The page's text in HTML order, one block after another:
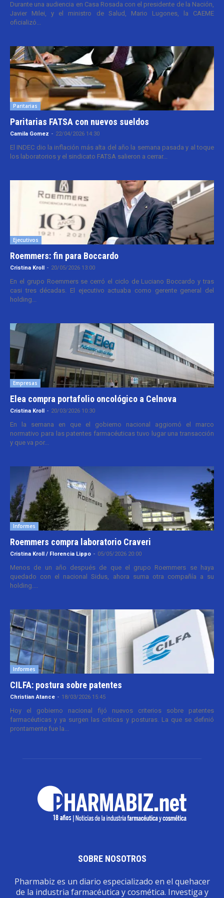
Durante una audiencia en Casa Rosada con el presidente de la Nación,
Javier Milei, y el ministro de Salud, Mario Lugones, la CAEME
oficializó...
Paritarias
Paritarias FATSA con nuevos sueldos
Camila Gomez - 22/04/2026 14:30
El INDEC dio la inflación más alta del año la semana pasada y al toque
los laboratorios y el sindicato FATSA salieron a cerrar...
Ejecutivos
Roemmers: fin para Boccardo
Cristina Kroll - 20/05/2026 13:00
En el grupo Roemmers se cerró el ciclo de Luciano Boccardo y tras
casi tres décadas. El ejecutivo actuaba como gerente general del
holding...
Empresas
Elea compra portafolio oncológico a Celnova
Cristina Kroll - 20/03/2026 10:30
En la semana en que el gobierno nacional aggiornó el marco
normativo para las patentes farmacéuticas tuvo lugar una transacción
y que va por...
Informes
Roemmers compra laboratorio Craveri
Cristina Kroll / Florencia Lippo - 05/05/2026 20:00
Menos de un año después de que el grupo Roemmers se haya
quedado con el nacional Sidus, ahora suma otra compañía a su
holding....
Informes
CILFA: postura sobre patentes
Christian Atance - 18/03/2026 15:45
Hoy el gobierno nacional fijó nuevos criterios sobre patentes
farmacéuticas y ya surgen las críticas y posturas. La que se definió
prontamente fue la...
SOBRE NOSOTROS
Pharmabiz es un diario especializado en el quehacer
de la industria farmacéutica y cosmética. Investiga y